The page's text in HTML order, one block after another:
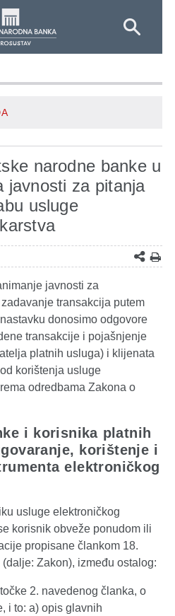
narodne banke u
javnosti za pitanja
usluge
javnosti za
transakcija putem
donosimo odgovore
transakcije i pojašnjenje
platnih usluga) i klijenata
korištenja usluge
odredbama Zakona o
i korisnika platnih
korištenje i
elektroničkog
usluge elektroničkog
korisnik obveže ponudom ili
propisane člankom 18.
Zakon), između ostalog:
2. navedenog članka, o
i to: a) opis glavnih